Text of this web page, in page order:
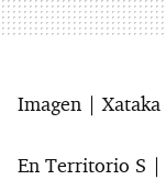
Imagen | Xataka
En Territorio S |